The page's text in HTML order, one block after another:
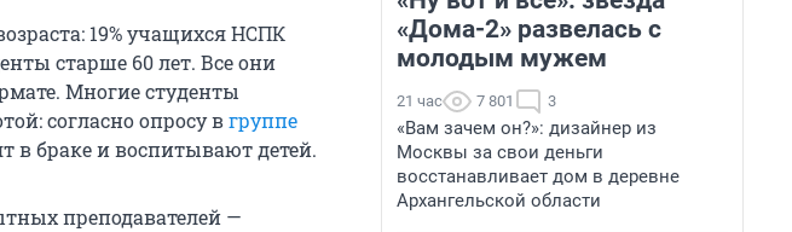
19% учащихся НСПК
старше 60 лет. Все они
Многие студенты
согласно опросу вгруппе
в браке и воспитывают детей.
преподавателей —
«Дома-2» развелась с
молодым мужем
21 час 7 801 3
«Вам зачем он?»: дизайнер из
Москвы за свои деньги
восстанавливает дом в деревне
Архангельской области